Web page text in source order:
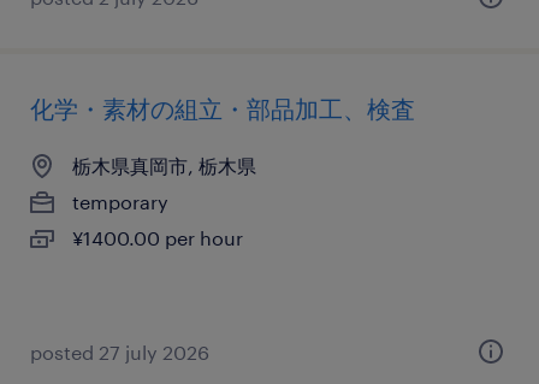
化学・素材の組立・部品加工、検査
栃木県真岡市, 栃木県
temporary
¥1400.00 per hour
posted 27 july 2026